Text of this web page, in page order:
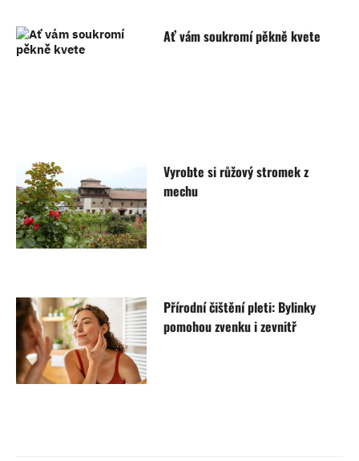
Ať vám soukromí pěkně kvete
Vyrobte si růžový stromek z
mechu
Přírodní čištění pleti: Bylinky
pomohou zvenku i zevnitř